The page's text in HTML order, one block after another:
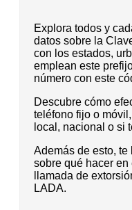
Explora todos y
datos sobre la
con los estados,
emplean este
número con este
Descubre cómo
teléfono fijo o
local, nacional o si
Además de esto,
sobre qué hacer
llamada de
LADA.